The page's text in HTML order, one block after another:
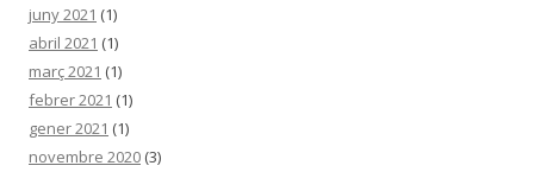
juny 2021 (1)
abril 2021 (1)
març 2021 (1)
febrer 2021 (1)
gener 2021 (1)
novembre 2020 (3)